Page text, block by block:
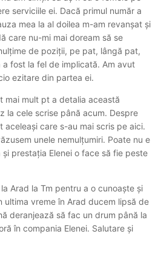
serviciile ei. Dacă primul număr a
mea la al doilea m-am revanșat și
care nu-mi mai doream să se
de poziții, pe pat, lângă pat,
a fost la fel de implicată. Am avut
ezitare din partea ei.
mai mult pt a detalia această
la cele scrise până acum. Despre
aceleași care s-au mai scris pe aici.
unele nemulțumiri. Poate nu e
prestația Elenei o face să fie peste
Arad la Tm pentru a o cunoaște și
ultima vreme în Arad ducem lipsă de
deranjează să fac un drum până la
în compania Elenei. Salutare și